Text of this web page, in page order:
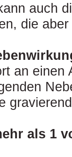
auch
die
an einen
als 1